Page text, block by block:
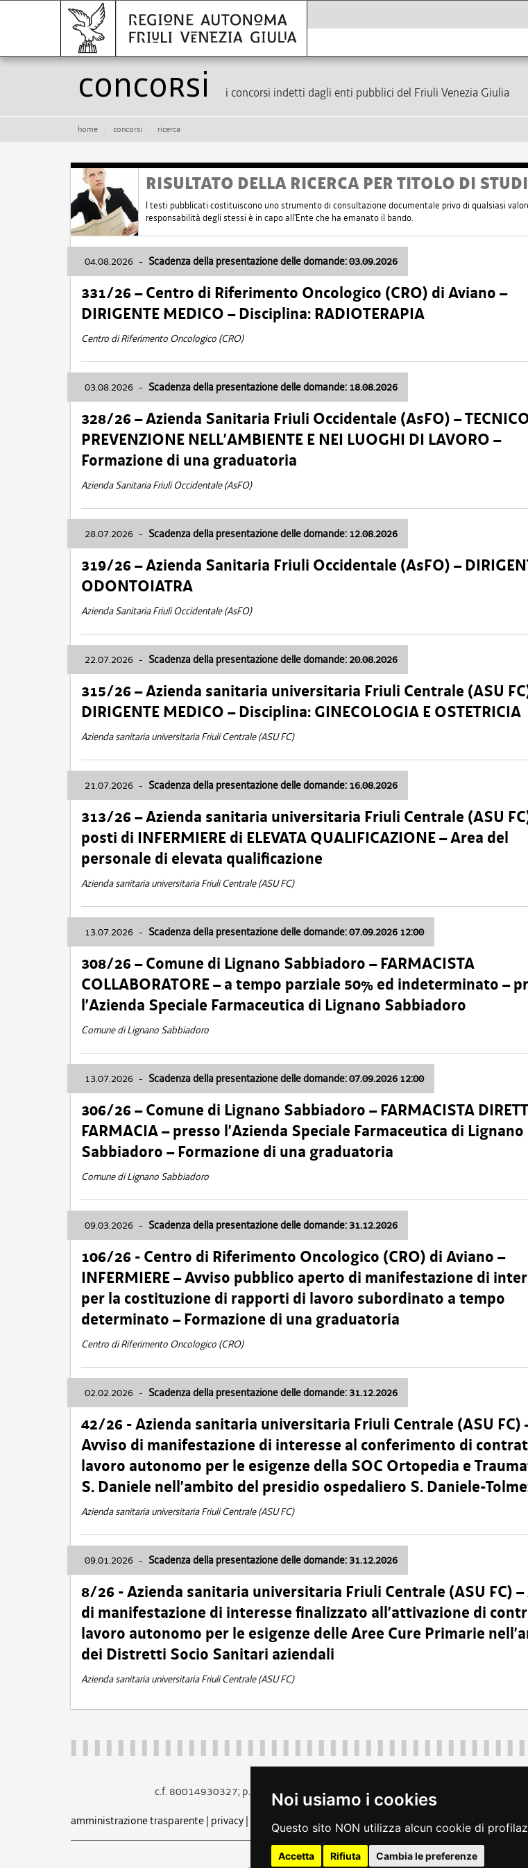
Noi usiamo i cookies
Questo sito NON utilizza alcun cookie di
Accetta Rifiuta Cambia le preferenze
Concorsi i concorsi indetti dagli enti pubblici del Friuli Venezia Giulia
home concorsi ricerca
RISULTATO DELLA RICERCA PER TITOLO DI
I testi pubblicati costituiscono uno strumento di consultazione documentale privo di qualsiasi
responsabilità degli stessi è in capo all'Ente che ha emanato il bando.
04.08.2026 - Scadenza della presentazione delle domande: 03.09.2026
331/26 – Centro di Riferimento Oncologico (CRO) di Aviano –
DIRIGENTE MEDICO – Disciplina: RADIOTERAPIA
Centro di Riferimento Oncologico (CRO)
03.08.2026 - Scadenza della presentazione delle domande: 18.08.2026
328/26 – Azienda Sanitaria Friuli Occidentale (AsFO) –
PREVENZIONE NELL’AMBIENTE E NEI LUOGHI DI LAVORO –
Formazione di una graduatoria
Azienda Sanitaria Friuli Occidentale (AsFO)
28.07.2026 - Scadenza della presentazione delle domande: 12.08.2026
319/26 – Azienda Sanitaria Friuli Occidentale (AsFO) –
ODONTOIATRA
Azienda Sanitaria Friuli Occidentale (AsFO)
22.07.2026 - Scadenza della presentazione delle domande: 20.08.2026
315/26 – Azienda sanitaria universitaria Friuli Centrale (ASU
DIRIGENTE MEDICO – Disciplina: GINECOLOGIA E OSTETRICIA
Azienda sanitaria universitaria Friuli Centrale (ASU FC)
21.07.2026 - Scadenza della presentazione delle domande: 16.08.2026
313/26 – Azienda sanitaria universitaria Friuli Centrale (ASU
posti di INFERMIERE di ELEVATA QUALIFICAZIONE – Area del
personale di elevata qualificazione
Azienda sanitaria universitaria Friuli Centrale (ASU FC)
13.07.2026 - Scadenza della presentazione delle domande: 07.09.2026 12:00
308/26 – Comune di Lignano Sabbiadoro – FARMACISTA
COLLABORATORE – a tempo parziale 50% ed indeterminato –
l’Azienda Speciale Farmaceutica di Lignano Sabbiadoro
Comune di Lignano Sabbiadoro
13.07.2026 - Scadenza della presentazione delle domande: 07.09.2026 12:00
306/26 – Comune di Lignano Sabbiadoro – FARMACISTA
FARMACIA – presso l’Azienda Speciale Farmaceutica di Lignano
Sabbiadoro – Formazione di una graduatoria
Comune di Lignano Sabbiadoro
09.03.2026 - Scadenza della presentazione delle domande: 31.12.2026
106/26 - Centro di Riferimento Oncologico (CRO) di Aviano –
INFERMIERE – Avviso pubblico aperto di manifestazione di
per la costituzione di rapporti di lavoro subordinato a tempo
determinato – Formazione di una graduatoria
Centro di Riferimento Oncologico (CRO)
02.02.2026 - Scadenza della presentazione delle domande: 31.12.2026
42/26 - Azienda sanitaria universitaria Friuli Centrale (ASU FC)
Avviso di manifestazione di interesse al conferimento di
lavoro autonomo per le esigenze della SOC Ortopedia e
S. Daniele nell’ambito del presidio ospedaliero S. Daniele-
Azienda sanitaria universitaria Friuli Centrale (ASU FC)
09.01.2026 - Scadenza della presentazione delle domande: 31.12.2026
8/26 - Azienda sanitaria universitaria Friuli Centrale (ASU FC) –
di manifestazione di interesse finalizzato all’attivazione di
lavoro autonomo per le esigenze delle Aree Cure Primarie
dei Distretti Socio Sanitari aziendali
Azienda sanitaria universitaria Friuli Centrale (ASU FC)
c.f. 80014930327; p.iva 00526040324
piazza Unità d'Italia 1 Trieste
amministrazione trasparente| privacy| cookie note legali | accessibilità rss dichiarazione di